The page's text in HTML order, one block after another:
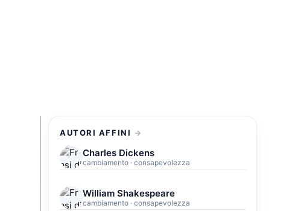
AUTORI AFFINI
Charles Dickens
cambiamento · consapevolezza
William Shakespeare
cambiamento · consapevolezza